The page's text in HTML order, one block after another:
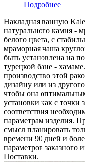
Подробнее
Накладная ванную
натурального камня -
белого цвета, c
мраморная чаша
быть установлена на
турецкой бане -
производство этой
дизайну или из
чтобы она
установки как с точки
соответствия
параметрам изделия.
смысл планировать
времени 90 дней и
параметров заказного
Поставки.